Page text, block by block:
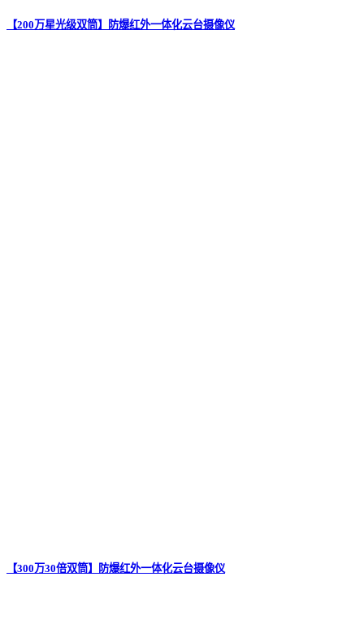
【200万星光级双筒】防爆红外一体化云台摄像仪
【300万30倍双筒】防爆红外一体化云台摄像仪